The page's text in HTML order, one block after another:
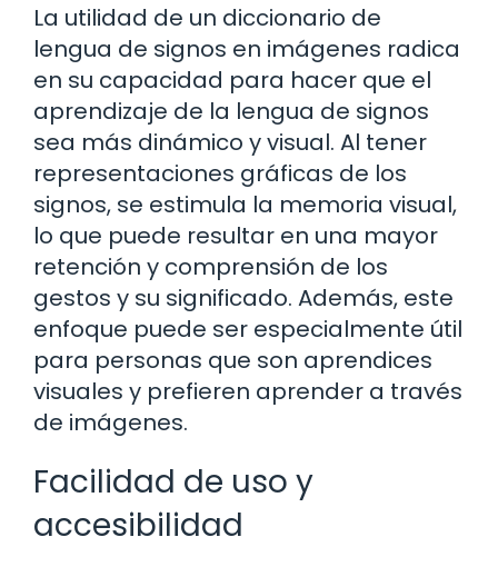
La utilidad de un diccionario de
lengua de signos en imágenes radica
en su capacidad para hacer que el
aprendizaje de la lengua de signos
sea más dinámico y visual. Al tener
representaciones gráficas de los
signos, se estimula la memoria visual,
lo que puede resultar en una mayor
retención y comprensión de los
gestos y su significado. Además, este
enfoque puede ser especialmente útil
para personas que son aprendices
visuales y prefieren aprender a través
de imágenes.
Facilidad de uso y
accesibilidad